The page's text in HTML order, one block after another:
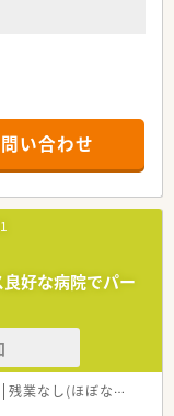
い合わせ
好な病院でパー
残業なし(ほぼなし含む)